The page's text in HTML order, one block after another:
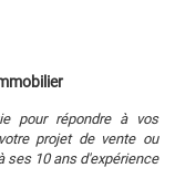
pour répondre à vos
projet de vente ou
ses 10 ans d'expérience